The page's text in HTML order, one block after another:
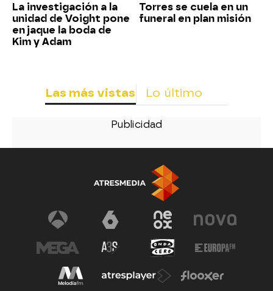
La investigación a la
unidad de Voight pone
en jaque la boda de
Kim y Adam
Torres se cuela en un
funeral en plan misión
Las más vistas Lo último